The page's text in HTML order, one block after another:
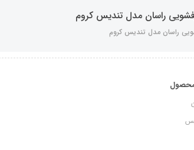
راسان مدل تندیس کروم
راسان مدل تندیس کروم